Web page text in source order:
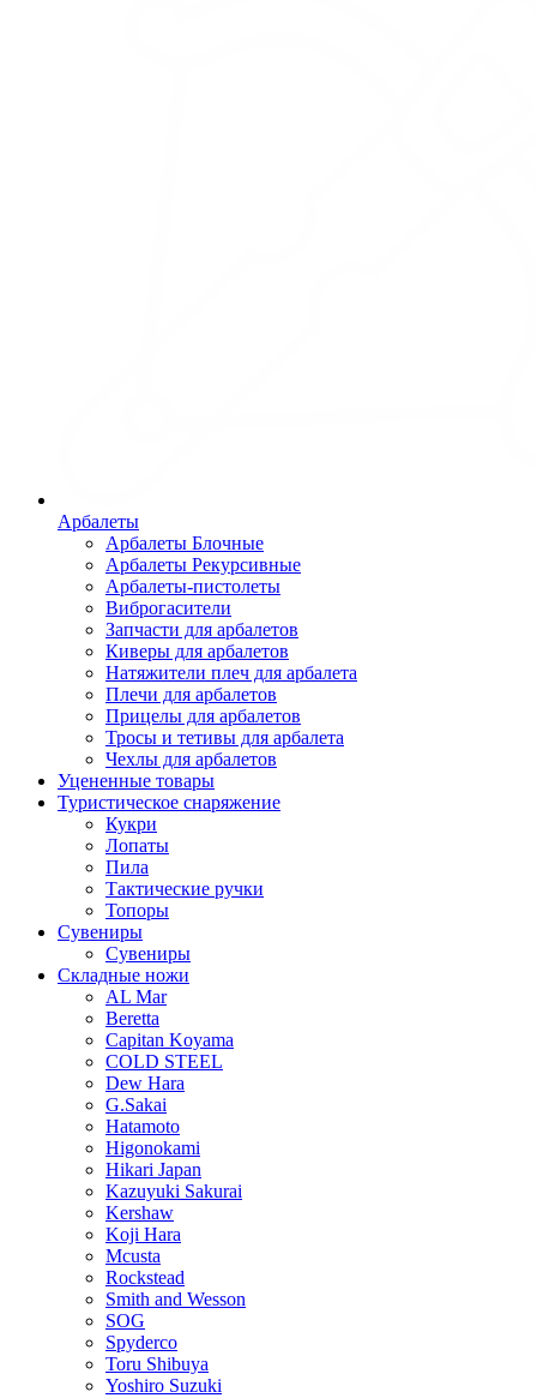
Арбалеты
Арбалеты Блочные
Арбалеты Рекурсивные
Арбалеты-пистолеты
Виброгасители
Запчасти для арбалетов
Киверы для арбалетов
Натяжители плеч для арбалета
Плечи для арбалетов
Прицелы для арбалетов
Тросы и тетивы для арбалета
Чехлы для арбалетов
Уцененные товары
Туристическое снаряжение
Кукри
Лопаты
Пила
Тактические ручки
Топоры
Сувениры
Сувениры
Складные ножи
AL Mar
Beretta
Capitan Koyama
COLD STEEL
Dew Hara
G.Sakai
Hatamoto
Higonokami
Hikari Japan
Kazuyuki Sakurai
Kershaw
Koji Hara
Mcusta
Rockstead
Smith and Wesson
SOG
Spyderco
Toru Shibuya
Yoshiro Suzuki